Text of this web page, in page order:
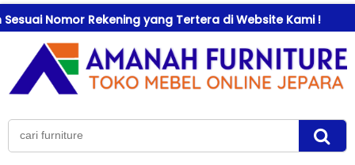
Rekening yang Tertera di Website Kami !